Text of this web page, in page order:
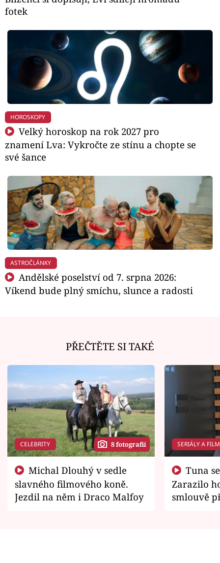
fotek
HOROSKOPY
Velký horoskop na rok 2027 pro
znamení Lva: Vykročte ze stínu a chopte se
své šance
ASTROČLÁNKY
Andělské poselství od 7. srpna 2026:
Víkend bude plný smíchu, slunce a radosti
PŘEČTĚTE SI TAKÉ
CELEBRITY 8 fotografií
slavného filmového koně.
Jezdil na něm i Draco Malfoy
SERIÁLY A
Zarazilo
smlouvě